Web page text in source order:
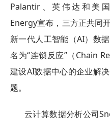
Palantir、英伟达和美
Energy宣布，三方正共同
新一代人工智能（AI）数
名为“连锁反应”（Chain
建设AI数据中心的企业解
题。
云计算数据分析公司